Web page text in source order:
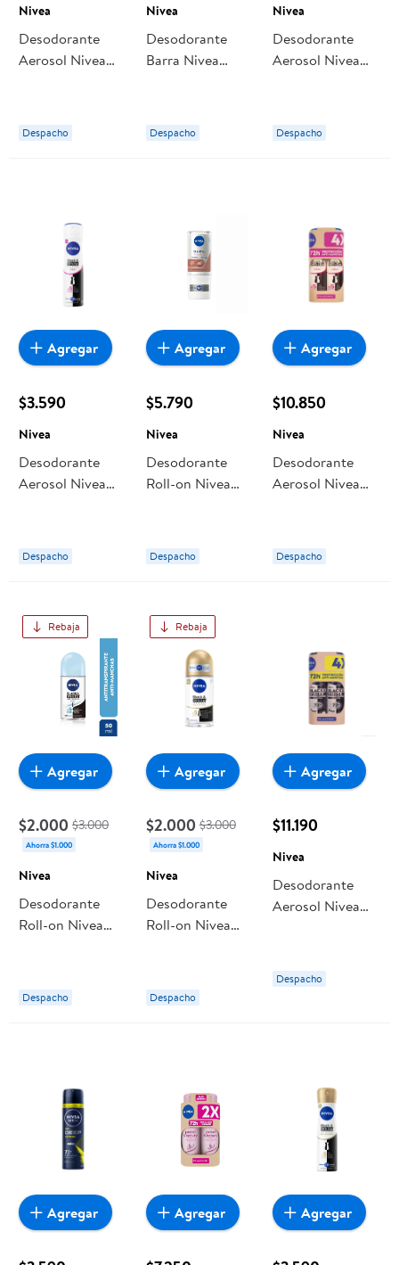
Nivea
Desodorante
Aerosol Nivea
Despacho
Nivea
Desodorante
Barra Nivea
Despacho
Nivea
Desodorante
Aerosol Nivea
Mujer
Despacho
$3.590
Nivea
Desodorante
Aerosol Nivea
Despacho
Agregar
$5.790
Nivea
Desodorante
Roll-on Nivea
Despacho
Agregar
$10.850
Nivea
Desodorante
Aerosol Nivea
Despacho
Agregar
Rebaja
$2.000 $3.000
Ahorra $1.000
Nivea
Desodorante
Roll-on Nivea
White Clear
Frasco Mujer
Despacho
Agregar
Rebaja
$2.000 $3.000
Ahorra $1.000
Nivea
Desodorante
Roll-on Nivea
Despacho
Agregar
$11.190
Nivea
Desodorante
Aerosol Nivea
Despacho
Agregar
Agregar Agregar Agregar